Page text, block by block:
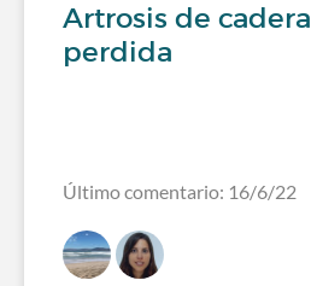
Artrosis de
perdida
Último comentario: 16/6/22